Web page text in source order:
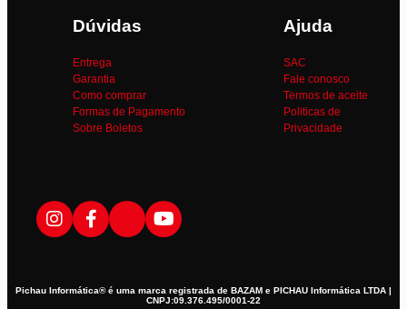
Dúvidas
Entrega
Garantia
Como comprar
Formas de Pagamento
Sobre Boletos
Ajuda
SAC
Fale conosco
Termos de aceite
Politicas de
Privacidade
Pichau Informática® é uma marca registrada de BAZAM e PICHAU Informática LTDA |
CNPJ:09.376.495/0001-22